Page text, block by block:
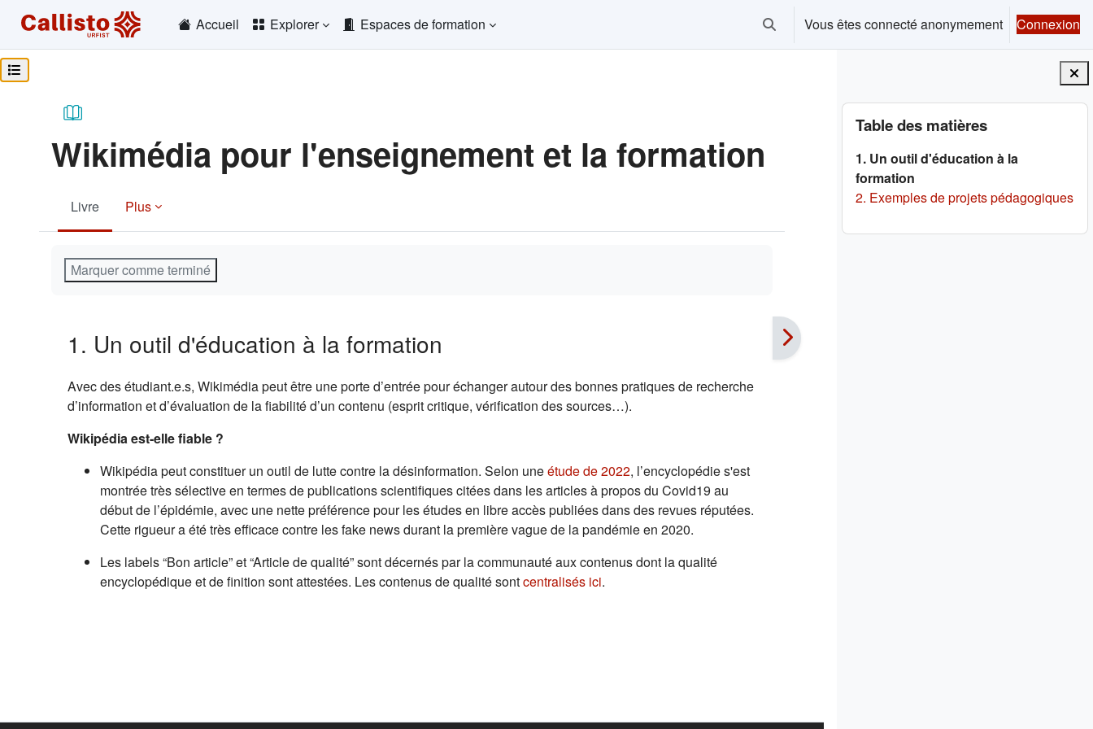
Passer au contenu principal
Accueil Explorer Espaces de formation Activer/désactiver la saisie de recherche
Vous êtes connecté anonymement Connexion
Blocs
Passer Table des matières
Table des matières
1. Un outil d'éducation à la
formation
2. Exemples de projets pédagogiques
Ouvrir l’index du cours
Wikimédia pour l'enseignement et la formation
Livre Plus
Conditions d’achèvement
Marquer comme terminé
1. Un outil d'éducation à la formation
Avec des étudiant.e.s, Wikimédia peut être une porte d’entrée pour échanger autour des bonnes pratiques de recherche
d’information et d’évaluation de la fiabilité d’un contenu (esprit critique, vérification des sources…).
Wikipédia est-elle fiable ?
Wikipédia peut constituer un outil de lutte contre la désinformation. Selon uneétude de 2022, l’encyclopédie s'est
montrée très sélective en termes de publications scientifiques citées dans les articles à propos du Covid19 au
début de l’épidémie, avec une nette préférence pour les études en libre accès publiées dans des revues réputées.
Cette rigueur a été très efficace contre les fake news durant la première vague de la pandémie en 2020.
Les labels “Bon article” et “Article de qualité” sont décernés par la communauté aux contenus dont la qualité
encyclopédique et de finition sont attestées. Les contenus de qualité sontcentralisés ici.